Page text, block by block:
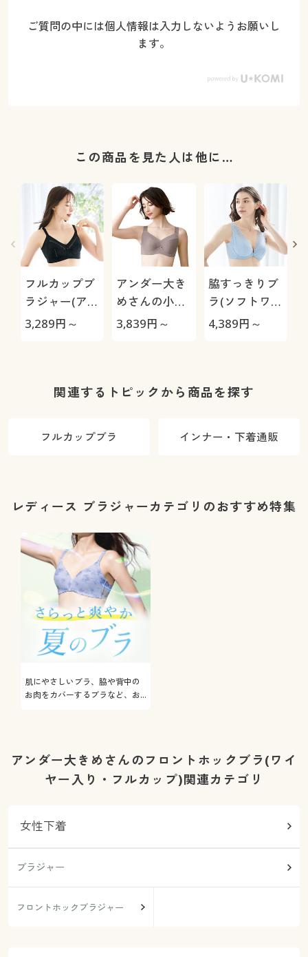
ご質問の中には個人情報は入力しないようお願いし
ます。
この商品を見た人は他に…
フルカップブ
ラジャー(アン
ダー大きめさ
3,289円～
アンダー大き
めさんの小さ
く見せるブラ
3,839円～
脇すっきりブ
ラ(ソフトワイ
ヤー入り・フ
4,389円～
関連するトピックから商品を探す
フルカップブラ インナー・下着通販
レディース ブラジャーカテゴリのおすすめ特集
肌にやさしいブラ、脇や背中の
お肉をカバーするブラなど、お
アンダー大きめさんのフロントホックブラ(ワイ
ヤー入り・フルカップ)関連カテゴリ
女性下着
ブラジャー
フロントホックブラジャー